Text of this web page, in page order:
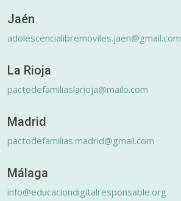
Jaén
adolescencialibremoviles.jaen@gmail.com
La Rioja
pactodefamiliaslarioja@mailo.com
Madrid
pactodefamilias.madrid@gmail.com
Málaga
info@educaciondigitalresponsable.org